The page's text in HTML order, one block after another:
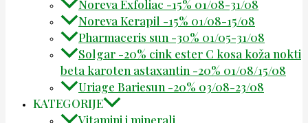
Noreva Exfoliac -15% 01/08-31/08
Noreva Kerapil -15% 01/08-15/08
Pharmaceris sun -30% 01/05-31/08
Solgar -20% cink ester C kosa koža nokti
beta karoten astaxantin -20% 01/08/15/08
Uriage Bariesun -20% 03/08-23/08
KATEGORIJE
Vitamini i minerali